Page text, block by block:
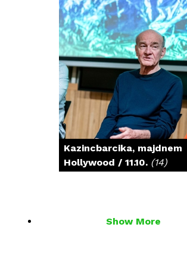
Kazincbarcika, majdnem
Hollywood / 11.10. (14)
Show More